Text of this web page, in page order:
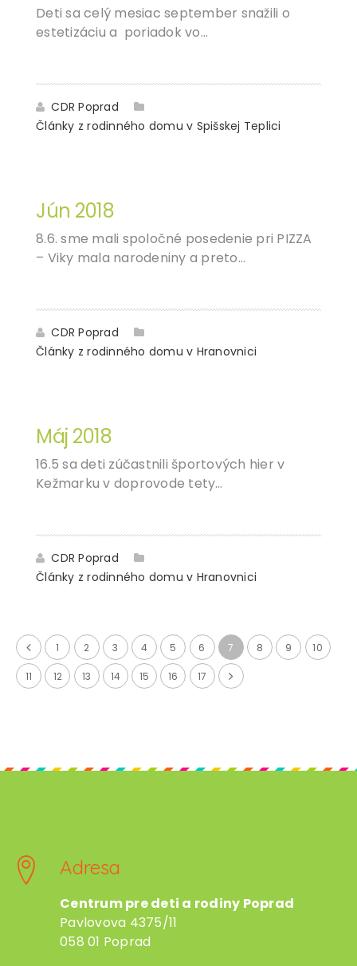
Deti sa celý mesiac september snažili o
estetizáciu a poriadok vo…
CDR Poprad
Články z rodinného domu v Spišskej Teplici
Jún 2018
8.6. sme mali spoločné posedenie pri PIZZA
– Viky mala narodeniny a preto…
CDR Poprad
Články z rodinného domu v Hranovnici
Máj 2018
16.5 sa deti zúčastnili športových hier v
Kežmarku v doprovode tety…
CDR Poprad
Články z rodinného domu v Hranovnici
1 2 3 4 5 6 7 8 9 10
11 12 13 14 15 16 17
Adresa
Centrum pre deti a rodiny Poprad
Pavlovova 4375/11
058 01 Poprad